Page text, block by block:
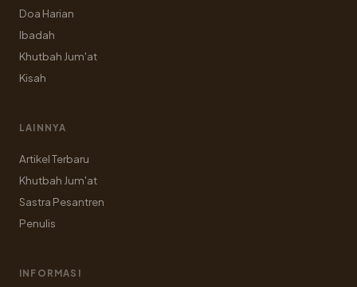
Doa Harian
Ibadah
Khutbah Jum'at
Kisah
LAINNYA
Artikel Terbaru
Khutbah Jum'at
Sastra Pesantren
Penulis
INFORMASI